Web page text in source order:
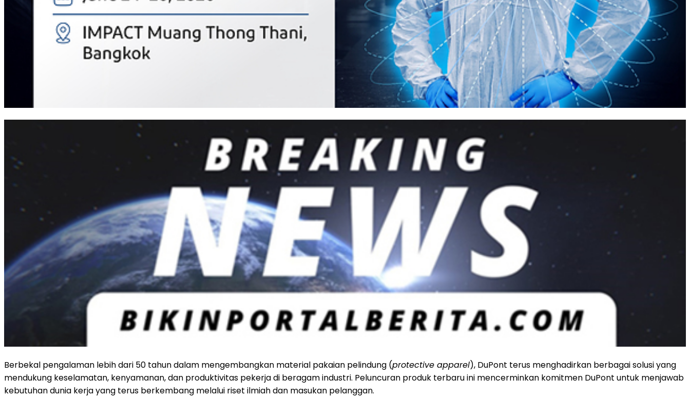
Berbekal pengalaman lebih dari 50 tahun dalam mengembangkan material pakaian pelindung (protective apparel), DuPont terus menghadirkan berbagai solusi yang
mendukung keselamatan, kenyamanan, dan produktivitas pekerja di beragam industri. Peluncuran produk terbaru ini mencerminkan komitmen DuPont untuk menjawab
kebutuhan dunia kerja yang terus berkembang melalui riset ilmiah dan masukan pelanggan.